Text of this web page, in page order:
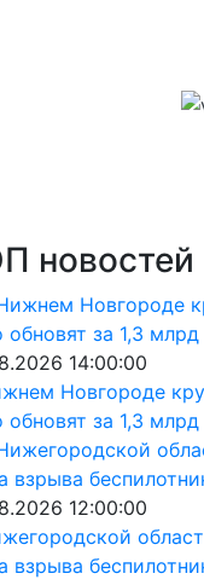
новостей
14:00:00
Новгороде
обновят за 1,3
12:00:00
взрыва